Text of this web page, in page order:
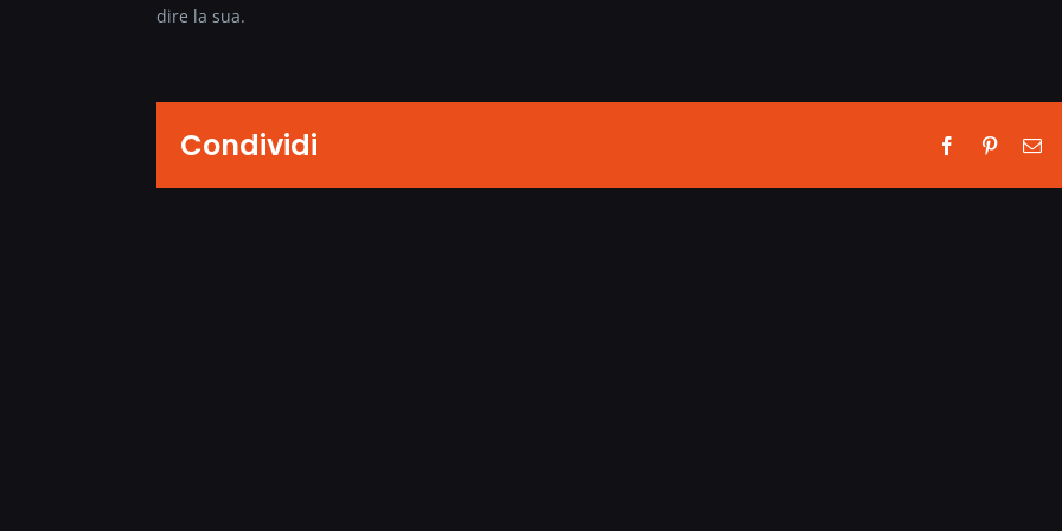
dire la sua.
Condividi Facebook
Pinterest